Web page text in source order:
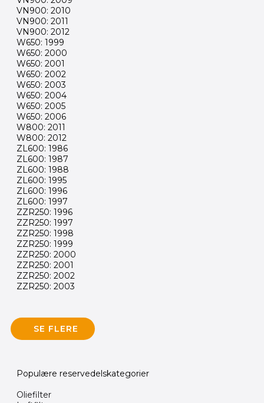
VN900: 2010
VN900: 2011
VN900: 2012
W650: 1999
W650: 2000
W650: 2001
W650: 2002
W650: 2003
W650: 2004
W650: 2005
W650: 2006
W800: 2011
W800: 2012
ZL600: 1986
ZL600: 1987
ZL600: 1988
ZL600: 1995
ZL600: 1996
ZL600: 1997
ZZR250: 1996
ZZR250: 1997
ZZR250: 1998
ZZR250: 1999
ZZR250: 2000
ZZR250: 2001
ZZR250: 2002
ZZR250: 2003
SE FLERE
Populære reservedelskategorier
Oliefilter